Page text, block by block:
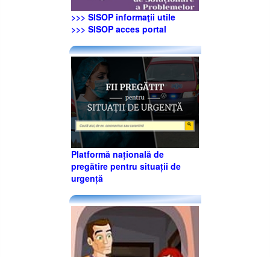
>>> SISOP informaţii utile
>>> SISOP acces portal
Platformă națională de
pregătire pentru situații de
urgență